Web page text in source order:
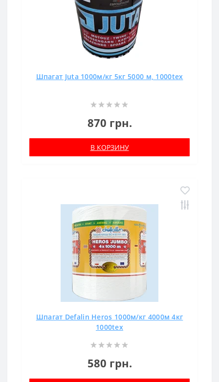
Шпагат Juta 1000м/кг 5кг 5000 м, 1000tex
870 грн.
В КОРЗИНУ
Шпагат Defalin Heros 1000м/кг 4000м 4кг
1000tex
580 грн.